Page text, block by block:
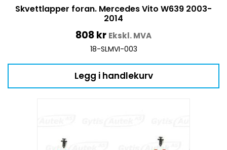
Skvettlapper foran. Mercedes Vito W639 2003-
2014
808kr Ekskl. MVA
18-SLMVI-003
Legg i handlekurv